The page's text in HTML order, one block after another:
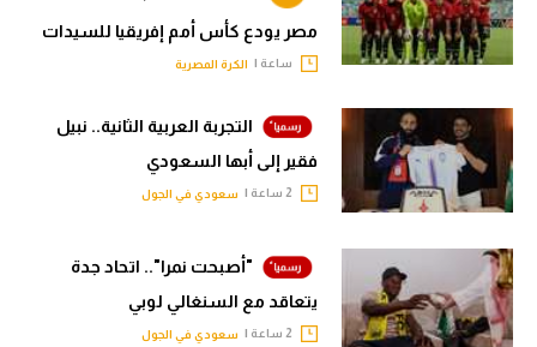
مصر يودع كأس أمم إفريقيا للسيدات
ساعة | الكرة المصرية
التجربة العربية الثانية.. نبيل
فقير إلى أبها السعودي
سعودي في الجول
"أصبحت نمرا".. اتحاد جدة
يتعاقد مع السنغالي لوبي
سعودي في الجول